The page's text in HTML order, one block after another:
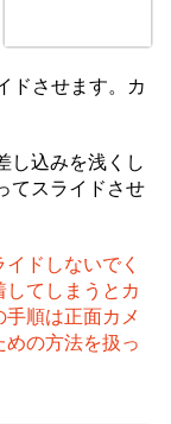
ドさせます。カ
し込みを浅くし
てスライドさせ
ドしないでく
てしまうとカ
順は正面カメ
の方法を扱っ